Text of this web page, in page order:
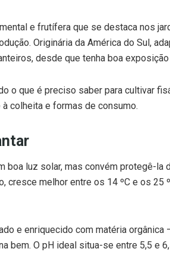
e frutífera que se destaca nos
Originária da América do Sul,
desde que tenha boa
o que é preciso saber para cultivar
colheita e formas de consumo.
boa luz solar, mas convém protegê-la
cresce melhor entre os 14 ºC e os 25
e enriquecido com matéria orgânica
bem. O pH ideal situa-se entre 5,5 e